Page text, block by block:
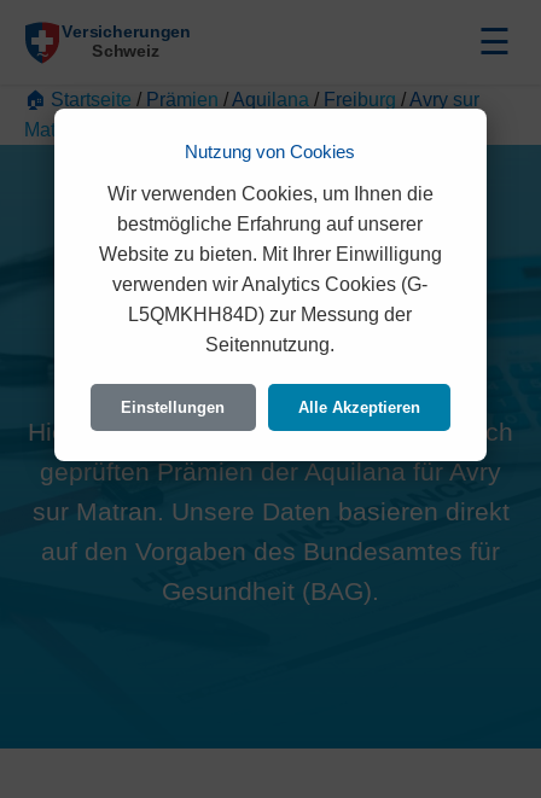
☰
🏠 Startseite / Prämien /Aquilana / Freiburg /Avry sur
Matran
Alle Aquilana Prämien in
Avry sur Matran (1754)
Hier finden Sie die offiziellen und rechtlich
geprüften Prämien der Aquilana für Avry
sur Matran. Unsere Daten basieren direkt
auf den Vorgaben des Bundesamtes für
Gesundheit (BAG).
Nutzung von Cookies
Wir verwenden Cookies, um Ihnen die
bestmögliche Erfahrung auf unserer
Website zu bieten. Mit Ihrer Einwilligung
verwenden wir Analytics Cookies (G-
L5QMKHH84D) zur Messung der
Seitennutzung.
Einstellungen Alle Akzeptieren